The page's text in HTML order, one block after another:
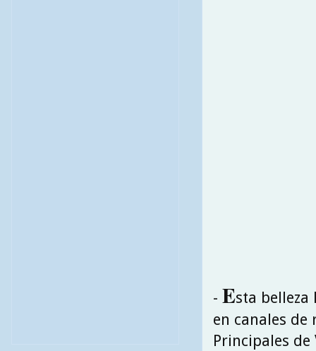
- Esta belleza
en canales de
Principales de